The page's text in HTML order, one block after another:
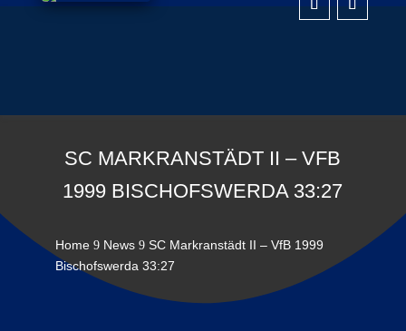
SC MARKRANSTÄDT II – VFB
1999 BISCHOFSWERDA 33:27
Home 9 News 9 SC Markranstädt II – VfB 1999
Bischofswerda 33:27